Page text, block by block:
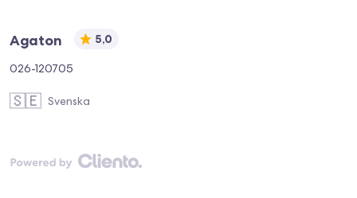
Agaton 5,0
026-120705
🇸🇪 Svenska